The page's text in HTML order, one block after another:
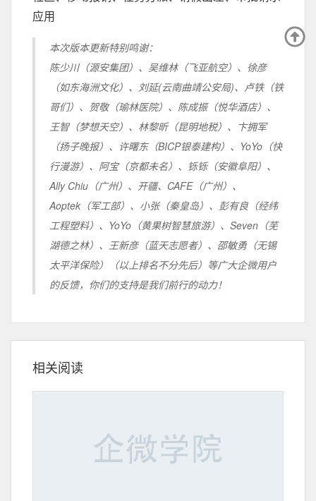
应用
本次版本更新特别鸣谢：
陈少川（源安集团）、吴维林（飞亚航空）、徐彦
（如东海洲文化）、刘延(云南曲靖公安局)、卢铁（铁
哥们）、贺敬（瑜林医院）、陈成振（悦华酒店）、
王智（梦想天空）、林黎昕（昆明地税）、卞拥军
（扬子晚报）、许曙东（BICP银泰建构）、YoYo（快
行漫游）、阿宝（京都未名）、铄铄（安徽阜阳）、
Ally Chiu（广州）、开疆、CAFE（广州）、
Aoptek（军工部）、小张（秦皇岛）、彭有良（经纬
工程塑料）、YoYo（黄果树智慧旅游）、Seven（芜
湖德之林）、王新彦（蓝天志愿者）、邵敏勇（无锡
太平洋保险）（以上排名不分先后）等广大企微用户
的反馈，你们的支持是我们前行的动力！
相关阅读